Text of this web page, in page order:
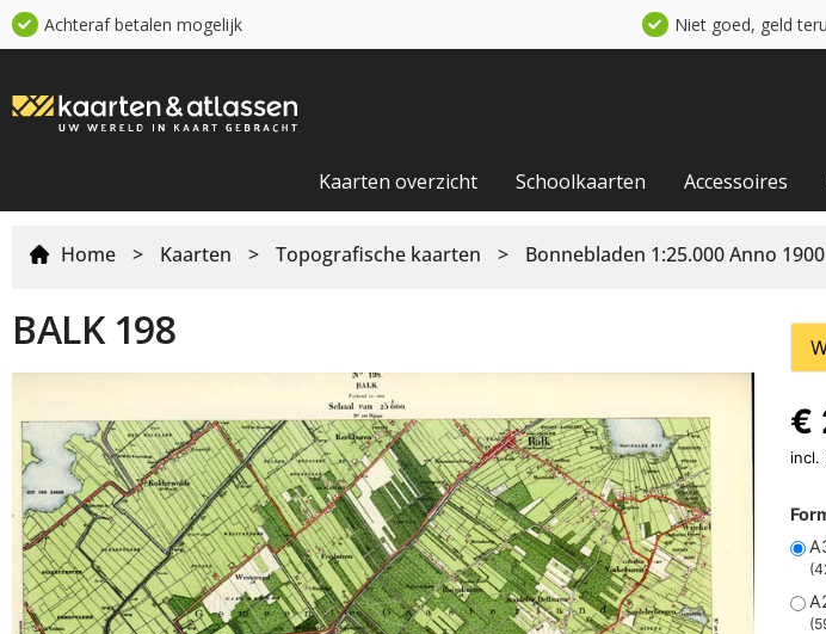
Achteraf betalen mogelijk Niet goed, geld
Kaarten overzicht Schoolkaarten Accessoires
Home > Kaarten > Topografische kaarten > Bonnebladen 1:25.000 Anno 1900
BALK 198
€
incl.